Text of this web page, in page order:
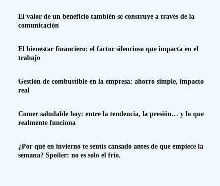
El valor de un beneficio también se construye a través de la
comunicación
El bienestar financiero: el factor silencioso que impacta en el
trabajo
Gestión de combustible en la empresa: ahorro simple, impacto
real
Comer saludable hoy: entre la tendencia, la presión… y lo que
realmente funciona
¿Por qué en invierno te sentís cansado antes de que empiece la
semana? Spoiler: no es solo el frío.